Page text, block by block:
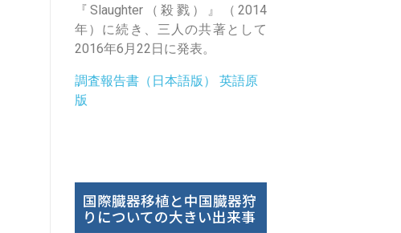
『Slaughter（殺戮）』（2014
年）に続き、三人の共著として
2016年6月22日に発表。
調査報告書（日本語版）
英語原
版
国際臓器移植と中国臓器狩
りについての大きい出来事